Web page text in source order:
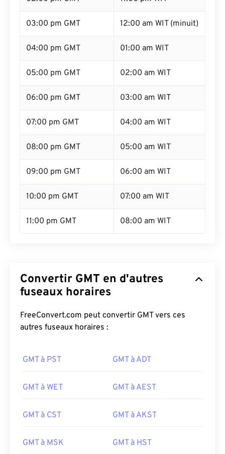
03:00 pm GMT 12:00 am WIT (minuit)
04:00 pm GMT 01:00 am WIT
05:00 pm GMT 02:00 am WIT
06:00 pm GMT 03:00 am WIT
07:00 pm GMT 04:00 am WIT
08:00 pm GMT 05:00 am WIT
09:00 pm GMT 06:00 am WIT
10:00 pm GMT 07:00 am WIT
11:00 pm GMT 08:00 am WIT
Convertir GMT en d'autres
fuseaux horaires
FreeConvert.com peut convertir GMT vers ces
autres fuseaux horaires :
GMT à PST GMT à ADT
GMT à WET GMT à AEST
GMT à CST GMT à AKST
GMT à MSK GMT à HST